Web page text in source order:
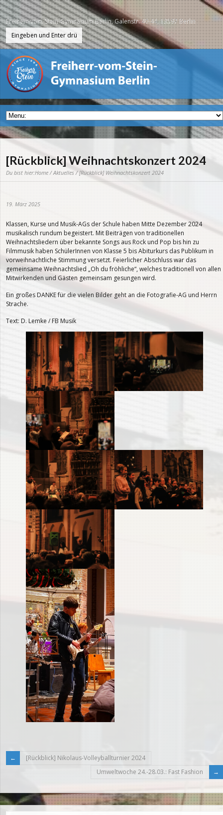
Freiherr-vom-Stein-Gymnasium Berlin, Galenstr. 40-44, 13597 Berlin
[Rückblick] Weihnachtskonzert 2024
Du bist hier:Home/Aktuelles/ [Rückblick] Weihnachtskonzert 2024
19. März 2025
Klassen, Kurse und Musik-AGs der Schule haben Mitte Dezember 2024
musikalisch rundum begeistert. Mit Beiträgen von traditionellen
Weihnachtsliedern über bekannte Songs aus Rock und Pop bis hin zu
Filmmusik haben SchülerInnen von Klasse 5 bis Abiturkurs das Publikum in
vorweihnachtliche Stimmung versetzt. Feierlicher Abschluss war das
gemeinsame Weihnachtslied „Oh du fröhliche“, welches traditionell von allen
Mitwirkenden und Gästen gemeinsam gesungen wird.
Ein großes DANKE für die vielen Bilder geht an die Fotografie-AG und Herrn
Strache.
Text: D. Lemke / FB Musik
[Rückblick] Nikolaus-Volleyballturnier 2024
Umweltwoche 24.-28.03.: Fast Fashion